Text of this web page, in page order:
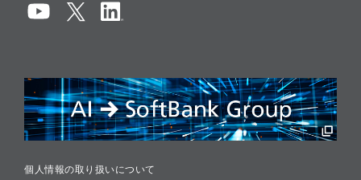
コンプライアンス
リスクマネジメント
税務に対する取り組み
採用情報
個人情報の取り扱いについて